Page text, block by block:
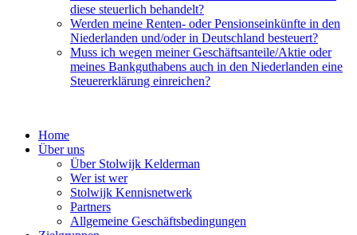
diese steuerlich behandelt?
Werden meine Renten- oder Pensionseinkünfte in den
Niederlanden und/oder in Deutschland besteuert?
Muss ich wegen meiner Geschäftsanteile/Aktie oder
meines Bankguthabens auch in den Niederlanden eine
Steuererklärung einreichen?
Home
Über uns
Über Stolwijk Kelderman
Wer ist wer
Stolwijk Kennisnetwerk
Partners
Allgemeine Geschäftsbedingungen